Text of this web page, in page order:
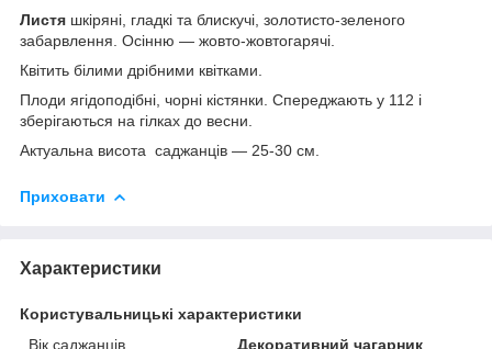
Листя шкіряні, гладкі та блискучі, золотисто-зеленого
забарвлення. Осінню — жовто-жовтогарячі.
Квітить білими дрібними квітками.
Плоди ягідоподібні, чорні кістянки. Спереджають у 112 і
зберігаються на гілках до весни.
Актуальна висота саджанців — 25-30 см.
Приховати
Характеристики
Користувальницькі характеристики
Вік саджанців
Декоративний чагарник